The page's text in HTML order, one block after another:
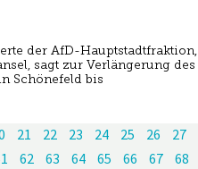
der AfD-Hauptstadtfraktion,
sagt zur Verlängerung des
Schönefeld bis
21 22 23 24 25 26 27
62 63 64 65 66 67 68